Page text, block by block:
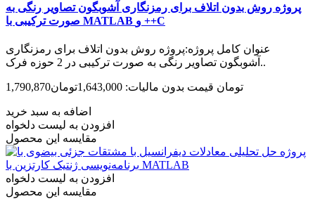
پروژه روش بدون اتلاف برای رمزنگاری آشوبگون تصاویر رنگی به
صورت ترکیبی با MATLAB و ++C
عنوان کامل پروژه:پروژه روش بدون اتلاف برای رمزنگاری
آشوبگون تصاویر رنگی به صورت ترکیبی در 2 حوزه فرک..
1,790,870تومان قیمت بدون مالیات: 1,643,000تومان
اضافه به سبد خرید
افزودن به لیست دلخواه
مقایسه این محصول
افزودن به لیست دلخواه
مقایسه این محصول